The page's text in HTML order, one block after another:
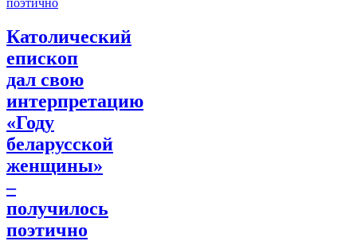
Католический
епископ
дал свою
интерпретацию
«Году
беларусской
женщины»
–
получилось
поэтично